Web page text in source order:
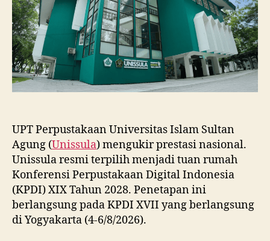
Tahun
2028
UPT Perpustakaan Universitas Islam Sultan
Agung (Unissula) mengukir prestasi nasional.
Unissula resmi terpilih menjadi tuan rumah
Konferensi Perpustakaan Digital Indonesia
(KPDI) XIX Tahun 2028. Penetapan ini
berlangsung pada KPDI XVII yang berlangsung
di Yogyakarta (4-6/8/2026).